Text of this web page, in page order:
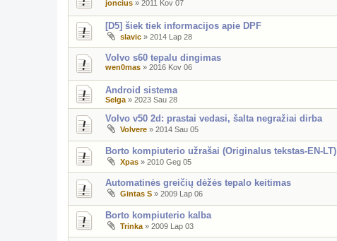
joncius » 2011 Kov 07
[D5] šiek tiek informacijos apie DPF
slavic » 2014 Lap 28
Volvo s60 tepalu dingimas
wen0mas » 2016 Kov 06
Android sistema
Selga » 2023 Sau 28
Volvo v50 2d: prastai vedasi, šalta negražiai dirba
Volvere » 2014 Sau 05
Borto kompiuterio užrašai (Originalus tekstas-EN-LT)
Xpas » 2010 Geg 05
Automatinės greičių dėžės tepalo keitimas
Gintas S » 2009 Lap 06
Borto kompiuterio kalba
Trinka » 2009 Lap 03